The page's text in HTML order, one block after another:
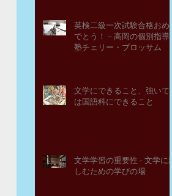
英検二級一次試験合格おめ
でとう！－高岡の個別指導
塾チェリー・ブロッサム
文学にできること、強いて
は国語科にできること
文学学習の重要性 - 文学に親
しむための学びの場